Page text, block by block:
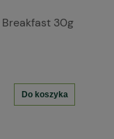
Breakfast 30g
Do koszyka